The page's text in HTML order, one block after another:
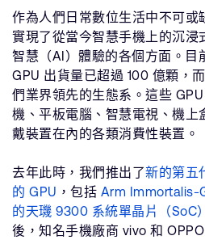
作為人們日常數位生活中不可或
實現了從當今智慧手機上的沉浸
智慧（AI）體驗的各個方面。目
GPU 出貨量已超過 100 億顆，
們業界領先的生態系。這些
機、平板電腦、智慧電視、機上
戴裝置在內的各類消費性裝置。
去年此時，我們推出了新的第五
的 GPU ，包括 Arm Immortalis-
的天璣 9300 系統單晶片（SoC）
後，知名手機廠商 vivo 和